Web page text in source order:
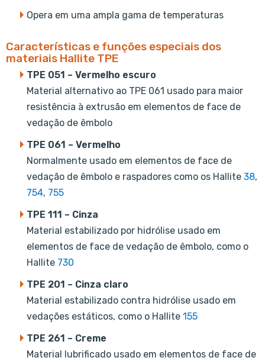
Opera em uma ampla gama de temperaturas
Características e funções especiais dos
materiais Hallite TPE
TPE 051 – Vermelho escuro
Material alternativo ao TPE 061 usado para maior
resistência à extrusão em elementos de face de
vedação de êmbolo
TPE 061 – Vermelho
Normalmente usado em elementos de face de
vedação de êmbolo e raspadores como os Hallite 38,
754, 755
TPE 111 – Cinza
Material estabilizado por hidrólise usado em
elementos de face de vedação de êmbolo, como o
Hallite 730
TPE 201 – Cinza claro
Material estabilizado contra hidrólise usado em
vedações estáticos, como o Hallite 155
TPE 261 – Creme
Material lubrificado usado em elementos de face de